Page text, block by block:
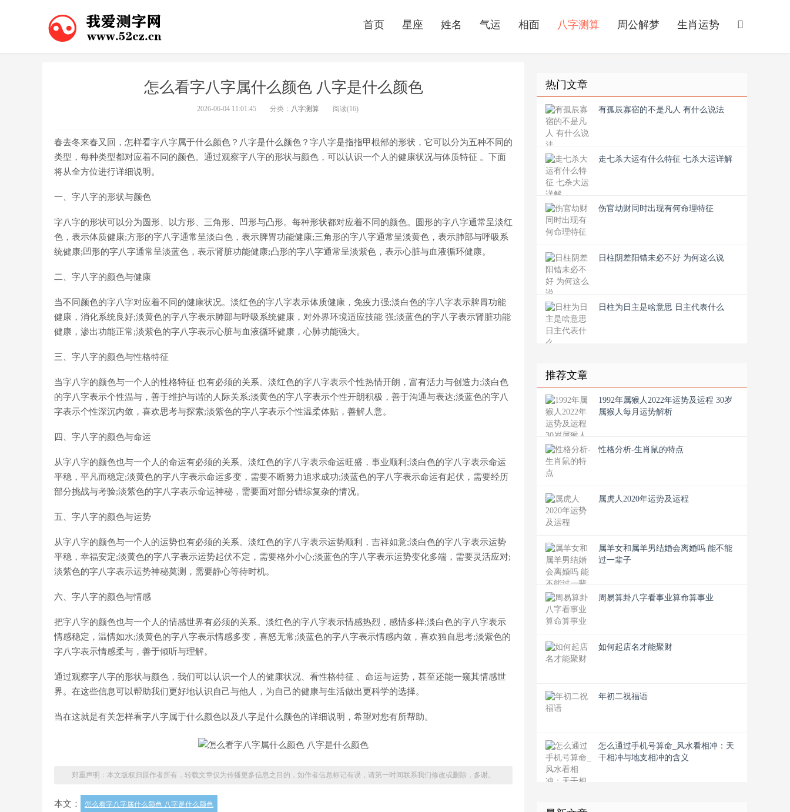
首页 星座 姓名 气运 相面 八字测算 周公解梦 生肖运势
怎么看字八字属什么颜色 八字是什么颜色
2026-06-04 11:01:45 分类： 八字测算 阅读(16)
春去冬来春又回，怎样看字八字属于什么颜色？八字是什么颜色？字八字是指指甲根部的形状，它可以分为五种不同的
类型，每种类型都对应着不同的颜色。通过观察字八字的形状与颜色，可以认识一个人的健康状况与体质特征 。下面
将从全方位进行详细说明。
一、字八字的形状与颜色
字八字的形状可以分为圆形、以方形、三角形、凹形与凸形。每种形状都对应着不同的颜色。圆形的字八字通常呈淡红
色，表示体质健康;方形的字八字通常呈淡白色，表示脾胃功能健康;三角形的字八字通常呈淡黄色，表示肺部与呼吸系
统健康;凹形的字八字通常呈淡蓝色，表示肾脏功能健康;凸形的字八字通常呈淡紫色，表示心脏与血液循环健康。
二、字八字的颜色与健康
当不同颜色的字八字对应着不同的健康状况。淡红色的字八字表示体质健康，免疫力强;淡白色的字八字表示脾胃功能
健康，消化系统良好;淡黄色的字八字表示肺部与呼吸系统健康，对外界环境适应技能 强;淡蓝色的字八字表示肾脏功能
健康，渗出功能正常;淡紫色的字八字表示心脏与血液循环健康，心肺功能强大。
三、字八字的颜色与性格特征
当字八字的颜色与一个人的性格特征 也有必须的关系。淡红色的字八字表示个性热情开朗，富有活力与创造力;淡白色
的字八字表示个性温与，善于维护与谐的人际关系;淡黄色的字八字表示个性开朗积极，善于沟通与表达;淡蓝色的字八
字表示个性深沉内敛，喜欢思考与探索;淡紫色的字八字表示个性温柔体贴，善解人意。
四、字八字的颜色与命运
从字八字的颜色也与一个人的命运有必须的关系。淡红色的字八字表示命运旺盛，事业顺利;淡白色的字八字表示命运
平稳，平凡而稳定;淡黄色的字八字表示命运多变，需要不断努力追求成功;淡蓝色的字八字表示命运有起伏，需要经历
部分挑战与考验;淡紫色的字八字表示命运神秘，需要面对部分错综复杂的情况。
五、字八字的颜色与运势
从字八字的颜色与一个人的运势也有必须的关系。淡红色的字八字表示运势顺利，吉祥如意;淡白色的字八字表示运势
平稳，幸福安定;淡黄色的字八字表示运势起伏不定，需要格外小心;淡蓝色的字八字表示运势变化多端，需要灵活应对;
淡紫色的字八字表示运势神秘莫测，需要静心等待时机。
六、字八字的颜色与情感
把字八字的颜色也与一个人的情感世界有必须的关系。淡红色的字八字表示情感热烈，感情多样;淡白色的字八字表示
情感稳定，温情如水;淡黄色的字八字表示情感多变，喜怒无常;淡蓝色的字八字表示情感内敛，喜欢独自思考;淡紫色的
字八字表示情感柔与，善于倾听与理解。
通过观察字八字的形状与颜色，我们可以认识一个人的健康状况、看性格特征 、命运与运势，甚至还能一窥其情感世
界。在这些信息可以帮助我们更好地认识自己与他人，为自己的健康与生活做出更科学的选择。
当在这就是有关怎样看字八字属于什么颜色以及八字是什么颜色的详细说明，希望对您有所帮助。
郑重声明：本文版权归原作者所有，转载文章仅为传播更多信息之目的，如作者信息标记有误，请第一时间联系我们修改或删除，多谢。
本文： 怎么看字八字属什么颜色 八字是什么颜色
热门文章
有孤辰寡宿的不是凡人 有什么说法
走七杀大运有什么特征 七杀大运详解
伤官劫财同时出现有何命理特征
日柱阴差阳错未必不好 为何这么说
日柱为日主是啥意思 日主代表什么
推荐文章
1992年属猴人2022年运势及运程 30岁
属猴人每月运势解析
性格分析-生肖鼠的特点
属虎人2020年运势及运程
属羊女和属羊男结婚会离婚吗 能不能
过一辈子
周易算卦八字看事业算命算事业
如何起店名才能聚财
年初二祝福语
怎么通过手机号算命_风水看相冲：天
干相冲与地支相冲的含义